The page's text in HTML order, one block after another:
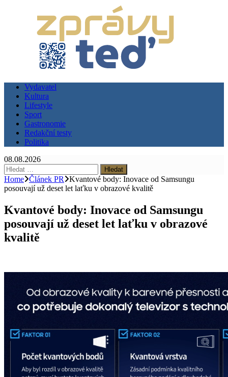
Vydavatel
Kultura
Lifestyle
Sport
Gastronomie
Redakční testy
Politika
08.08.2026
Vyhledávání
Home Článek PR
Kvantové body: Inovace od Samsungu
posouvají už deset let laťku v obrazové kvalitě
Kvantové body: Inovace od Samsungu
posouvají už deset let laťku v obrazové
kvalitě